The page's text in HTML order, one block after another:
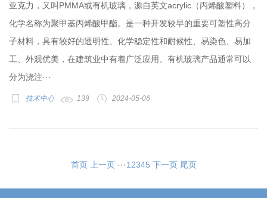
亚克力，又叫PMMA或有机玻璃，源自英文acrylic（丙烯酸塑料），
化学名称为聚甲基丙烯酸甲酯。是一种开发较早的重要可塑性高分
子材料，具有较好的透明性、化学稳定性和耐候性、易染色、易加
工、外观优美，在建筑业中有着广泛应用。有机玻璃产品通常可以
分为浇注···
技术中心 139 2024-05-06
首页 上一页 ···1 2345 下一页 尾页